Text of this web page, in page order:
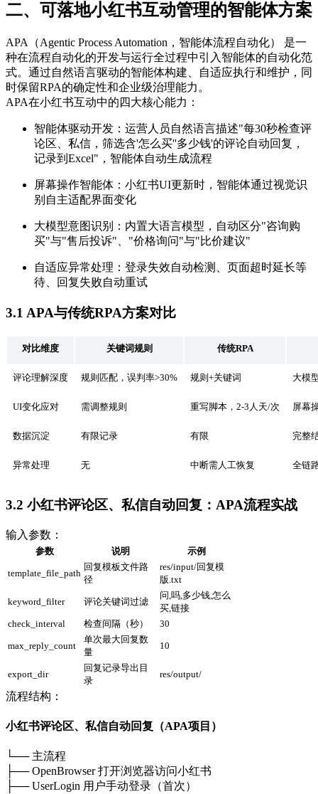
二、可落地小红书互动管理的智能体方案
APA（Agentic Process Automation，智能体流程自动化） 是一
种在流程自动化的开发与运行全过程中引入智能体的自动化范
式。通过自然语言驱动的智能体构建、自适应执行和维护，同
时保留RPA的确定性和企业级治理能力。
APA在小红书互动中的四大核心能力：
智能体驱动开发：运营人员自然语言描述"每30秒检查评
论区、私信，筛选含'怎么买''多少钱'的评论自动回复，
记录到Excel"，智能体自动生成流程
屏幕操作智能体：小红书UI更新时，智能体通过视觉识
别自主适配界面变化
大模型意图识别：内置大语言模型，自动区分"咨询购
买"与"售后投诉"、"价格询问"与"比价建议"
自适应异常处理：登录失效自动检测、页面超时延长等
待、回复失败自动重试
3.1 APA与传统RPA方案对比
对比维度 关键词规则 传统RPA
评论理解深度 规则匹配，误判率>30% 规则+关键词 大模
UI变化应对 需调整规则 重写脚本，2-3人天/次 屏幕
数据沉淀 有限记录 有限 完整
异常处理 无 中断需人工恢复 全链
3.2 小红书评论区、私信自动回复：APA流程实战
输入参数：
参数 说明 示例
template_file_path
回复模板文件路
径
res/input/回复模
版.txt
keyword_filter 评论关键词过滤
问,吗,多少钱,怎么
买,链接
check_interval
检查间隔（秒） 30
max_reply_count
单次最大回复数
量
10
export_dir
回复记录导出目
录
res/output/
流程结构：
小红书评论区、私信自动回复（APA项目）
└── 主流程
├── OpenBrowser 打开浏览器访问小红书
├── UserLogin 用户手动登录（首次）